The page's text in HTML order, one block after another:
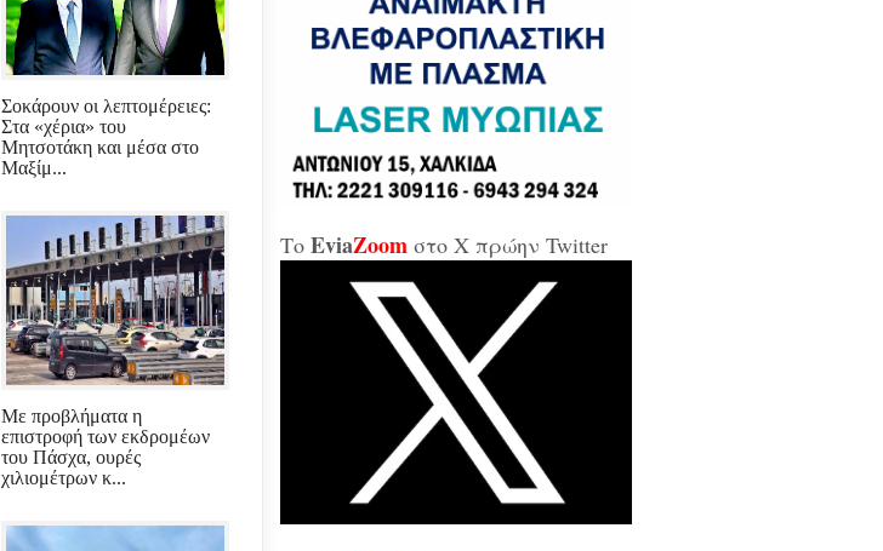
Σοκάρουν οι λεπτομέρειες:
Στα «χέρια» του
Μητσοτάκη και μέσα στο
Μαξίμ...
Με προβλήματα η
επιστροφή των εκδρομέων
του Πάσχα, ουρές
χιλιομέτρων κ...
«Δώσε και σε εμένα μπάρμπα...»
Χαλκίδα: Άρον άρον την κοπάνησε η
Διοικήτρια της ΔΥΠΑ από το
«αμαρτωλό» Επιμελητήριο Εύβοιας /
«Ήταν προσβλητική, ειρωνική και
απαξιωτική προς τους εργαζόμενους...»
Μύδροι της αντιπολίτευσης για τις νέες
Τζαβέλλας αθώωσε και τον εαυτό του,
καταπάτησε βάναυσα το ήδη
κακοποιημένο κράτος δικαίου με μία
πραξικοματική διάταξη, θα κληθούν
για να λογοδοτήσουν και πρωτίστως ο
διευθύνων και αυτού του εγκλήματος
κ.Μητσοτάκης...»
Χαλκίδα: Δείτε ζωντανά την κίνηση
στη Παλαιά Γέφυρα (LIVE ΕΙΚΟΝΑ)
Το EviaZoom στο X πρώην Twitter